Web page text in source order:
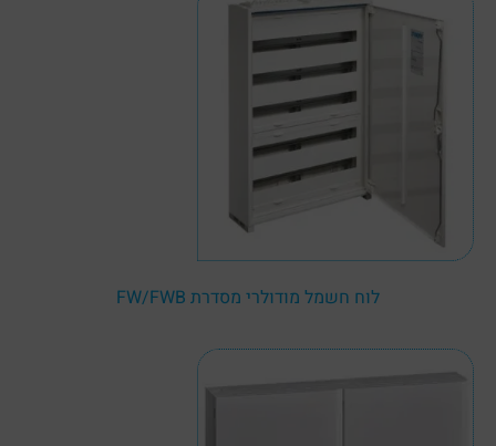
לוח חשמל מודולרי מסדרת FW/FWB